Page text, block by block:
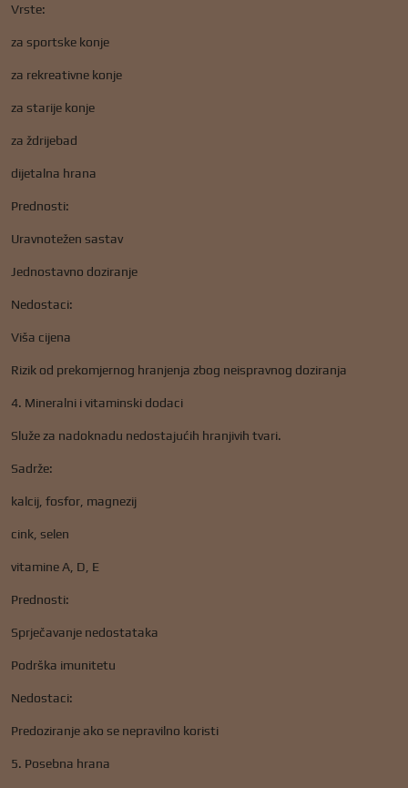
Vrste:
za sportske konje
za rekreativne konje
za starije konje
za ždrijebad
dijetalna hrana
Prednosti:
Uravnotežen sastav
Jednostavno doziranje
Nedostaci:
Viša cijena
Rizik od prekomjernog hranjenja zbog neispravnog doziranja
4. Mineralni i vitaminski dodaci
Služe za nadoknadu nedostajućih hranjivih tvari.
Sadrže:
kalcij, fosfor, magnezij
cink, selen
vitamine A, D, E
Prednosti:
Sprječavanje nedostataka
Podrška imunitetu
Nedostaci:
Predoziranje ako se nepravilno koristi
5. Posebna hrana